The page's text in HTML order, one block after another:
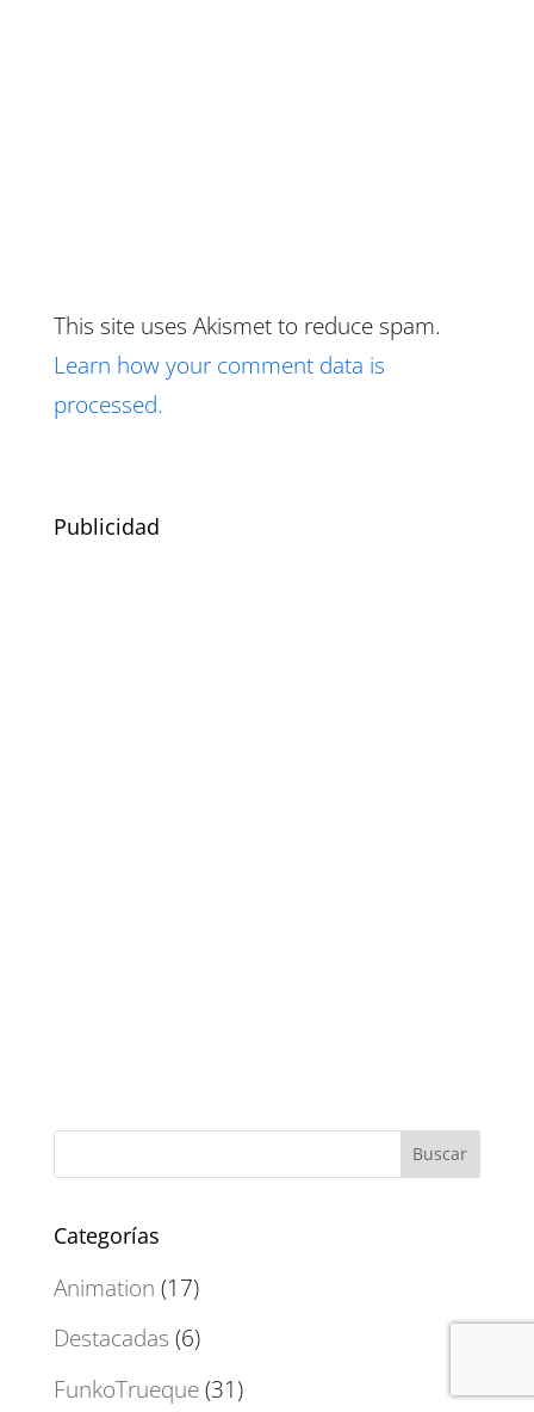
This site uses Akismet to reduce spam.
Learn how your comment data is
processed.
Publicidad
Categorías
Animation (17)
Destacadas (6)
FunkoTrueque(31)